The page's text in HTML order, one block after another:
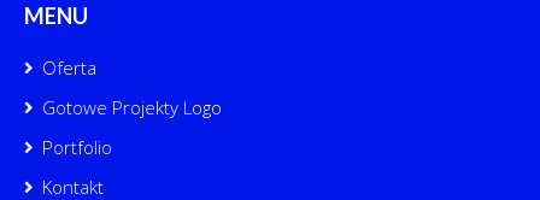
MENU
Oferta
Gotowe Projekty Logo
Portfolio
Kontakt